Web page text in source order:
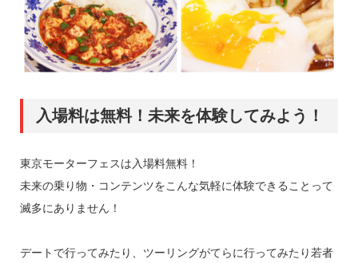
入場料は無料！未来を体験してみよう！
東京モーターフェスは入場料無料！
未来の乗り物・コンテンツをこんな気軽に体験できることって
滅多にありません！
デートで行ってみたり、ツーリングがてらに行ってみたり若者